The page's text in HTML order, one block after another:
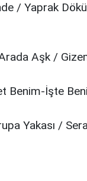
/ Yaprak
Aşk /
Benim-İşte
Yakası /